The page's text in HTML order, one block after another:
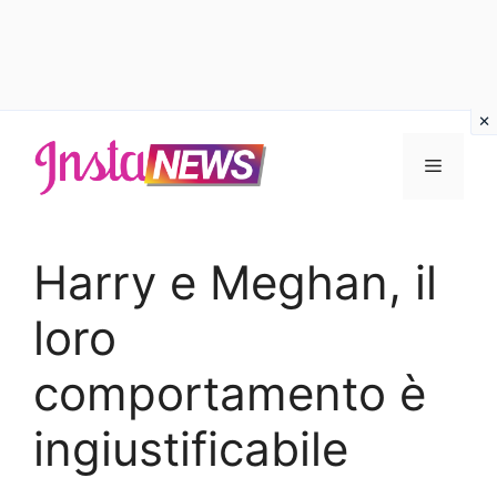
contenuto
Menu
Harry e Meghan, il
loro
comportamento è
ingiustificabile